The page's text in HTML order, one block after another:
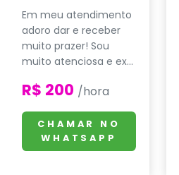
Em meu atendimento
adoro dar e receber
muito prazer! Sou
muito atenciosa e ex...
R$ 200 /hora
CHAMAR NO
WHATSAPP